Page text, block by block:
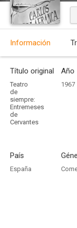
Información
Título original
Teatro
de
siempre:
Entremeses
de
Cervantes
Año
1967
País
España